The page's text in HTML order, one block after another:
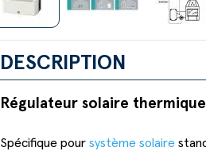
DESCRIPTION
Régulateur solaire
Spécifique pour système solaire